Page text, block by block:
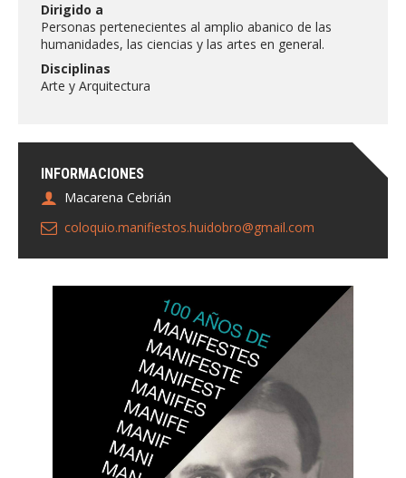
INFORMACIONES
Macarena Cebrián
coloquio.manifiestos.huidobro@gmail.com
Dirigido a
Personas pertenecientes al amplio abanico de las
humanidades, las ciencias y las artes en general.
Disciplinas
Arte y Arquitectura